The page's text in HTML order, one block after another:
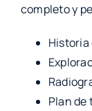
completo y
Plan